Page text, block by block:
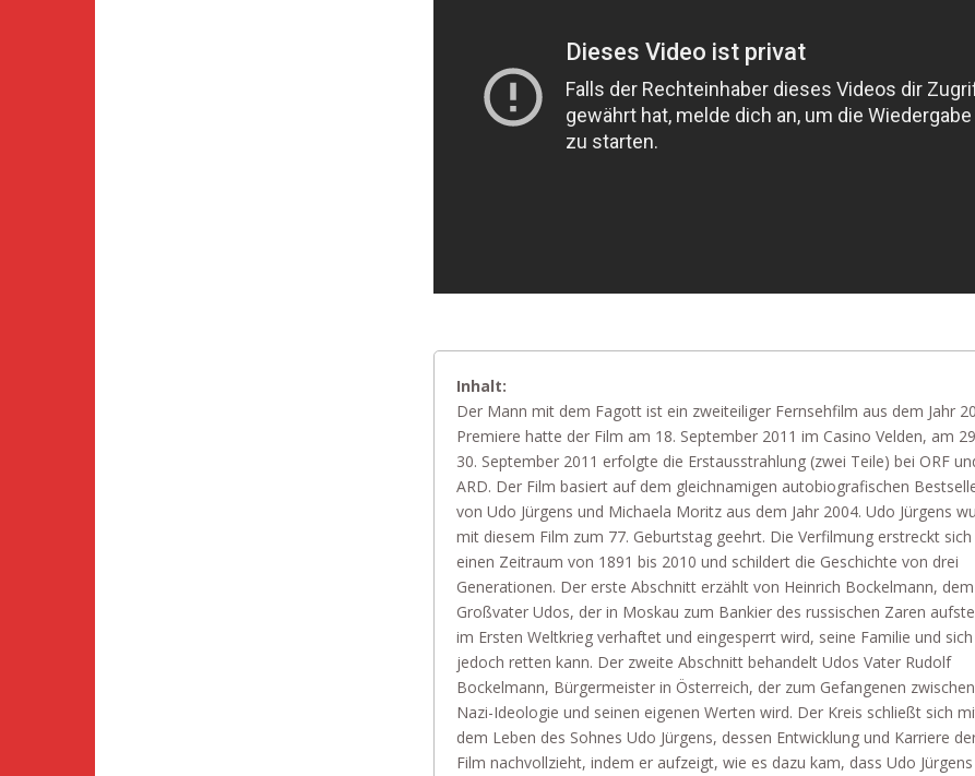
Inhalt:
Der Mann mit dem Fagott ist ein zweiteiliger Fernsehfilm aus dem Jahr
Premiere hatte der Film am 18. September 2011 im Casino Velden, am
30. September 2011 erfolgte die Erstausstrahlung (zwei Teile) bei ORF
ARD. Der Film basiert auf dem gleichnamigen autobiografischen
von Udo Jürgens und Michaela Moritz aus dem Jahr 2004. Udo Jürgens
mit diesem Film zum 77. Geburtstag geehrt. Die Verfilmung erstreckt
einen Zeitraum von 1891 bis 2010 und schildert die Geschichte von drei
Generationen. Der erste Abschnitt erzählt von Heinrich Bockelmann, dem
Großvater Udos, der in Moskau zum Bankier des russischen Zaren
im Ersten Weltkrieg verhaftet und eingesperrt wird, seine Familie und sich
jedoch retten kann. Der zweite Abschnitt behandelt Udos Vater Rudolf
Bockelmann, Bürgermeister in Österreich, der zum Gefangenen
Nazi-Ideologie und seinen eigenen Werten wird. Der Kreis schließt sich
dem Leben des Sohnes Udo Jürgens, dessen Entwicklung und Karriere
Film nachvollzieht, indem er aufzeigt, wie es dazu kam, dass Udo